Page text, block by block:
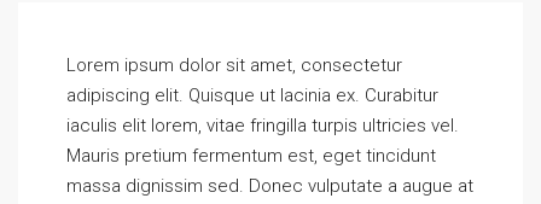
Lorem ipsum dolor sit amet, consectetur
adipiscing elit. Quisque ut lacinia ex. Curabitur
iaculis elit lorem, vitae fringilla turpis ultricies vel.
Mauris pretium fermentum est, eget tincidunt
massa dignissim sed. Donec vulputate a augue at